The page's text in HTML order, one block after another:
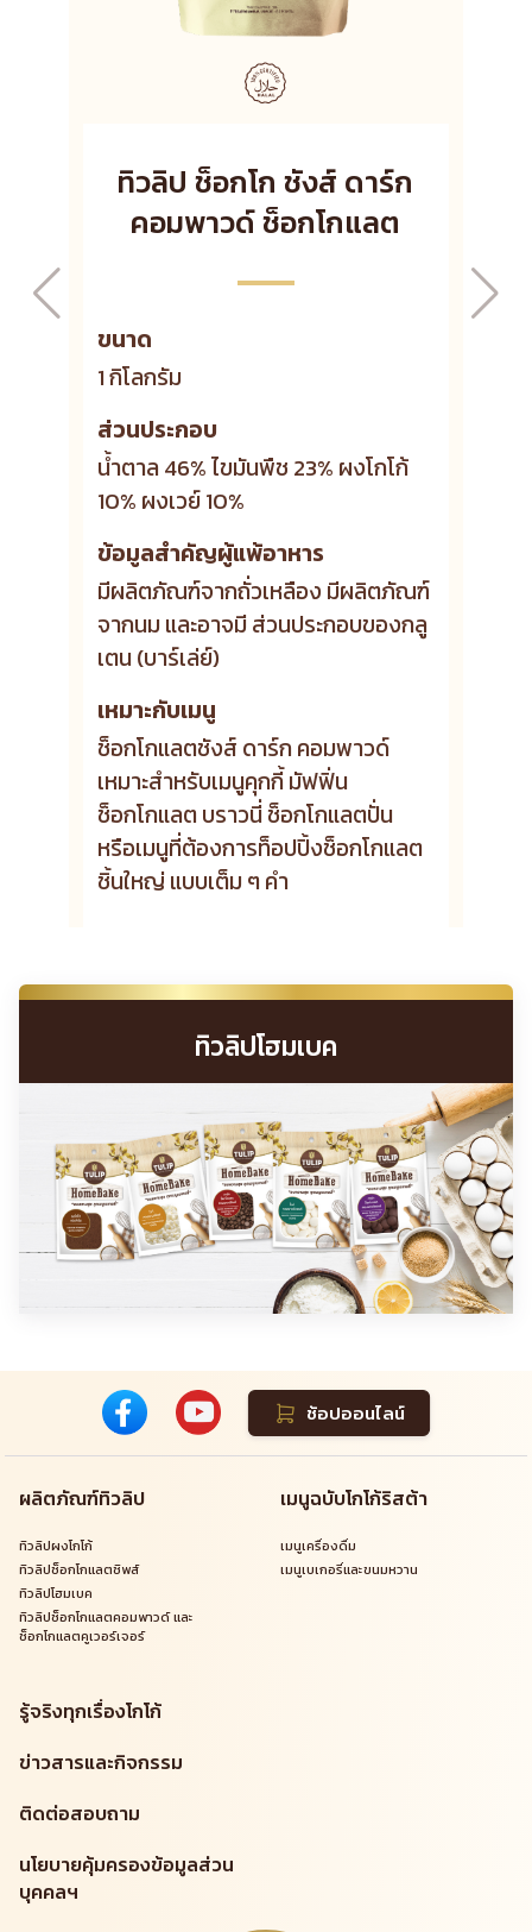
ทิวลิป ช็อกโก ชังส์ ดาร์ก
คอมพาวด์ ช็อกโกแลต
ขนาด
1 กิโลกรัม
ส่วนประกอบ
น้ำตาล 46% ไขมันพืช 23% ผงโกโก้
10% ผงเวย์ 10%
ข้อมูลสำคัญผู้แพ้อาหาร
มีผลิตภัณฑ์จากถั่วเหลือง มีผลิตภัณฑ์
จากนม และอาจมี ส่วนประกอบของกลู
เตน (บาร์เล่ย์)
เหมาะกับเมนู
ช็อกโกแลตชังส์ ดาร์ก คอมพาวด์
เหมาะสำหรับเมนูคุกกี้ มัฟฟิ่น
ช็อกโกแลต บราวนี่ ช็อกโกแลตปั่น
หรือเมนูที่ต้องการท็อปปิ้งช็อกโกแลต
ชิ้นใหญ่ แบบเต็ม ๆ คำ
ทิวลิปโฮมเบค
ช้อปออนไลน์
ผลิตภัณฑ์ทิวลิป
ทิวลิปผงโกโก้
ทิวลิปช็อกโกแลตชิพส์
ทิวลิปโฮมเบค
ทิวลิปช็อกโกแลตคอมพาวด์ และ
ช็อกโกแลตคูเวอร์เจอร์
เมนูฉบับโกโก้ริสต้า
เมนูเครื่องดื่ม
เมนูเบเกอรี่และขนมหวาน
รู้จริงทุกเรื่องโกโก้
ข่าวสารและกิจกรรม
ติดต่อสอบถาม
นโยบายคุ้มครองข้อมูลส่วน
บุคคลฯ